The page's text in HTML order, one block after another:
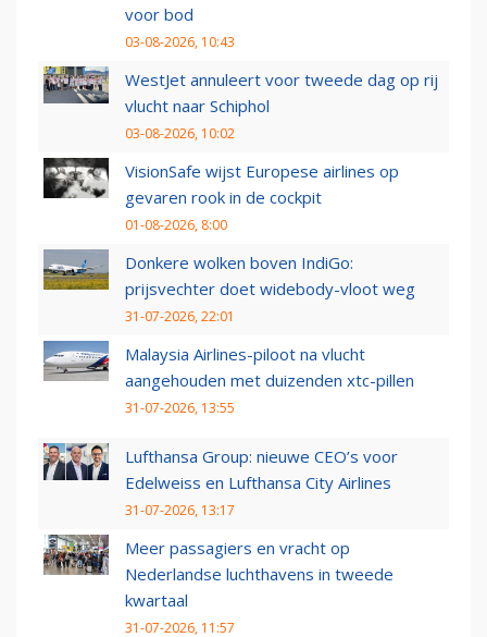
voor bod
03-08-2026, 10:43
WestJet annuleert voor tweede dag op rij
vlucht naar Schiphol
03-08-2026, 10:02
VisionSafe wijst Europese airlines op
gevaren rook in de cockpit
01-08-2026, 8:00
Donkere wolken boven IndiGo:
prijsvechter doet widebody-vloot weg
31-07-2026, 22:01
Malaysia Airlines-piloot na vlucht
aangehouden met duizenden xtc-pillen
31-07-2026, 13:55
Lufthansa Group: nieuwe CEO’s voor
Edelweiss en Lufthansa City Airlines
31-07-2026, 13:17
Meer passagiers en vracht op
Nederlandse luchthavens in tweede
kwartaal
31-07-2026, 11:57